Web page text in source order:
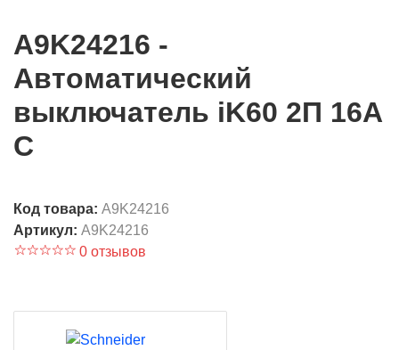
A9K24216 -
Автоматический
выключатель iK60 2П 16A
C
Код товара: A9K24216
Артикул: A9K24216
0 отзывов